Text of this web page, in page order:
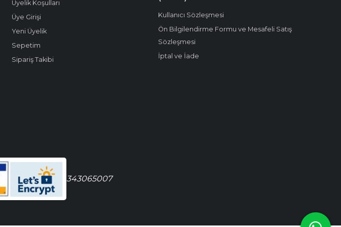
Üyelik Koşulları
Üye Girişi
Yeni Üyelik
Sepetim
Sipariş Takibi
Kullanıcı Sözleşmesi
Ön Bilgilendirme Formu ve Mesafeli Satış
Sözleşmesi
İptal ve İade
343065007